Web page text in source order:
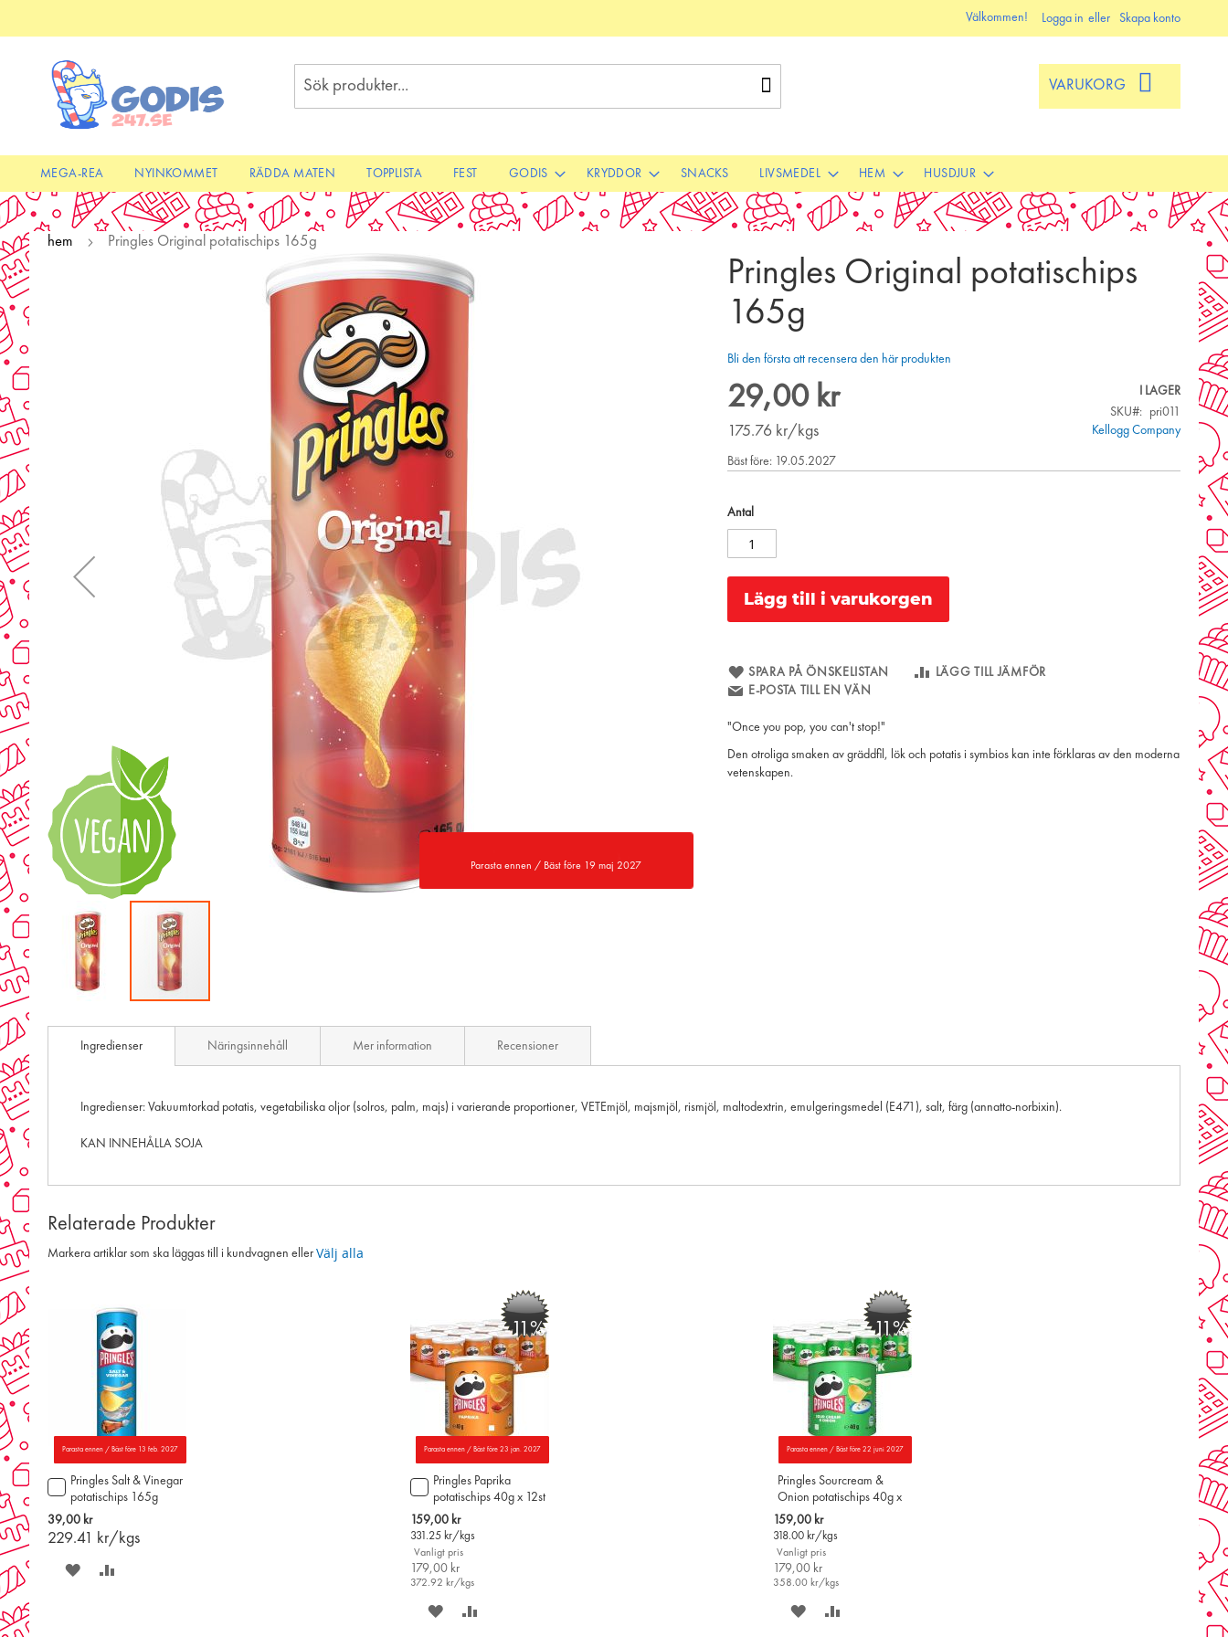
to
Välkommen! Logga in Skapa konto
VARUKORG
MEGA-REA NYINKOMMET RÄDDA MATEN TOPPLISTA FEST GODIS KRYDDOR SNACKS LIVSMEDEL HEM HUSDJUR
hem Pringles Original potatischips 165g
Parasta ennen / Bäst före 19 maj 2027
to
Pringles Original potatischips
165g
Bli den första att recensera den här produkten
29,00 kr
175.76 kr/kgs
I LAGER
SKU
pri011
Kellogg Company
Bäst före: 19.05.2027
Antal
Lägg till i varukorgen
SPARA PÅ ÖNSKELISTAN
LÄGG TILL JÄMFÖR
E-POSTA TILL EN VÄN
"Once you pop, you can't stop!"
Den otroliga smaken av gräddfil, lök och potatis i symbios kan inte förklaras av den moderna
vetenskapen.
Ingredienser
Ingredienser: Vakuumtorkad potatis, vegetabiliska oljor (solros, palm, majs) i varierande proportioner, VETEmjöl, majsmjöl, rismjöl, maltodextrin, emulgeringsmedel (E471), salt, färg (annatto-norbixin).
KAN INNEHÅLLA SOJA
Näringsinnehåll Mer information Recensioner
Relaterade Produkter
Markera artiklar som ska läggas till i kundvagnen eller Välj alla
Parasta ennen / Bäst före 13 feb. 2027
Pringles Salt & Vinegar
potatischips 165g
39,00 kr
229.41 kr/kgs
Lägg
till
i
varukorgen
SPARA
-11%
Parasta ennen / Bäst före 23 jan. 2027
Pringles Paprika
potatischips 40g x 12st
Special
Price
159,00 kr
331.25 kr/kgs
Vanligt pris
179,00 kr
372.92 kr/kgs
Lägg
till
i
varukorgen
SPARA
Parasta ennen / Bäst före 22 juni 2027
-11%
Pringles Sourcream &
Onion potatischips 40g x
12st
Special
Price
159,00 kr
318.00 kr/kgs
Vanligt pris
179,00 kr
358.00 kr/kgs
SPARA